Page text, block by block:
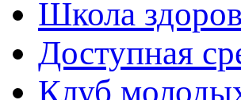
Школа
Доступная
Клуб